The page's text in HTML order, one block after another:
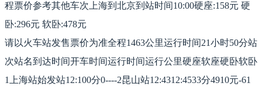
程票价参考其他车次上海到北京到站时间10:00硬座:158元 硬
卧:296元 软卧:478元
请以火车站发售票价为准全程1463公里运行时间21小时50分站
次站名到达时间开车时间运行时间运行公里硬座软座硬卧软卧
1上海站始发站12:100分0----2昆山站12:4312:4533分4910元-61